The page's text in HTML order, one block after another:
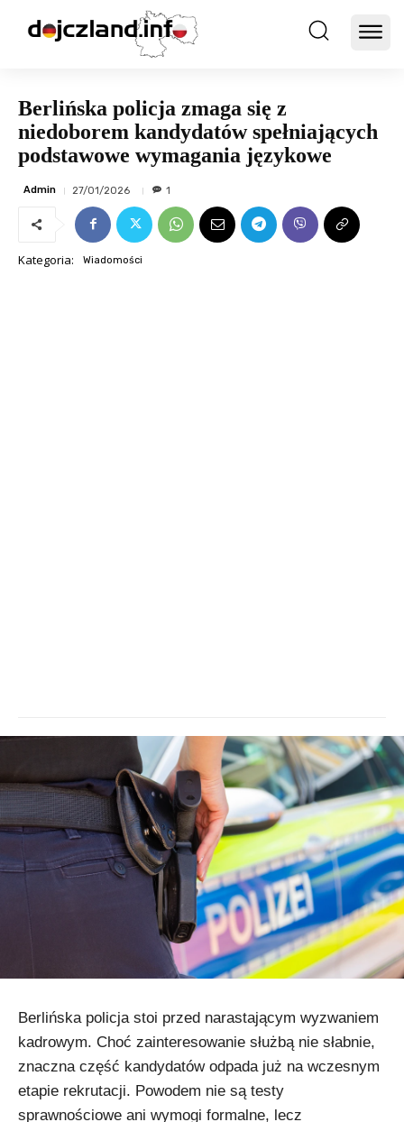
Berlińska policja zmaga się z
niedoborem kandydatów spełniających
podstawowe wymagania językowe
Admin 27/01/2026 1
Kategoria: Wiadomości
Berlińska policja stoi przed narastającym wyzwaniem
kadrowym. Choć zainteresowanie służbą nie słabnie,
znaczna część kandydatów odpada już na wczesnym
etapie rekrutacji. Powodem nie są testy
sprawnościowe ani wymogi formalne, lecz